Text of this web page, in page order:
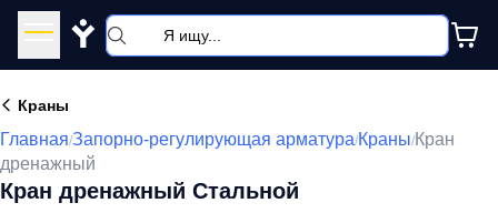
Y
Краны
Главная/Запорно-регулирующая арматура/Краны/Кран
дренажный
Кран дренажный Стальной